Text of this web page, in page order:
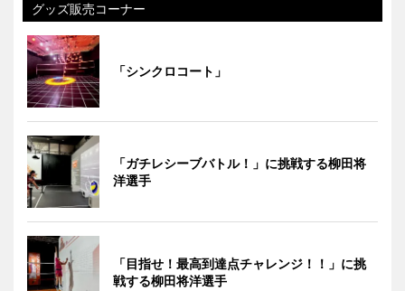
グッズ販売コーナー
「シンクロコート」
「ガチレシーブバトル！」に挑戦する柳田将
洋選手
「目指せ！最高到達点チャレンジ！！」に挑
戦する柳田将洋選手